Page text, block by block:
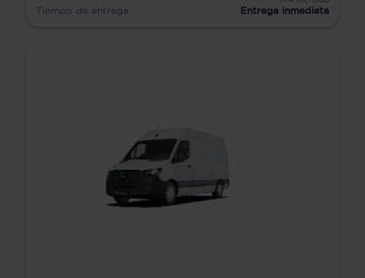
Tiempo de entrega Entrega inmediata